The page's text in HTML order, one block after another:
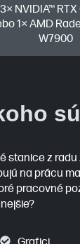
NVIDIA™
1× AMD
W7900
stanice z
na prácu
pracovné